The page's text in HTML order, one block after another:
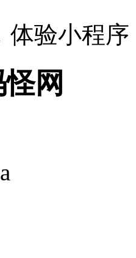
体验小程序
网